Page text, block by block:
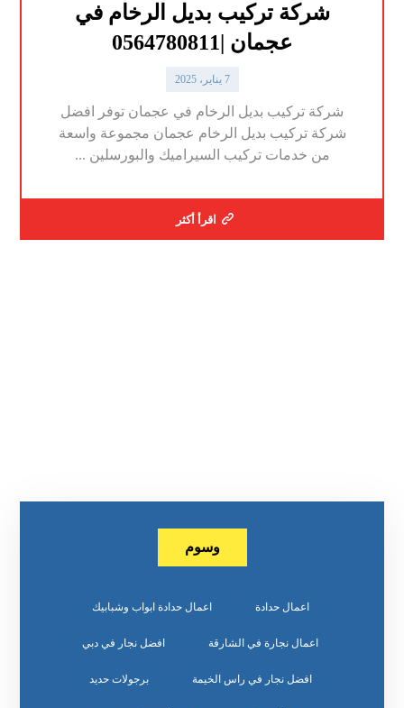
شركة تركيب بديل الرخام في
عجمان |0564780811
7 يناير، 2025
شركة تركيب بديل الرخام في عجمان توفر افضل
شركة تركيب بديل الرخام عجمان مجموعة واسعة
من خدمات تركيب السيراميك والبورسلين ...
اقرأ أكثر
وسوم
اعمال حدادة اعمال حدادة ابواب وشبابيك
اعمال نجارة في الشارقة افضل نجار في دبي
افضل نجار في راس الخيمة برجولات حديد